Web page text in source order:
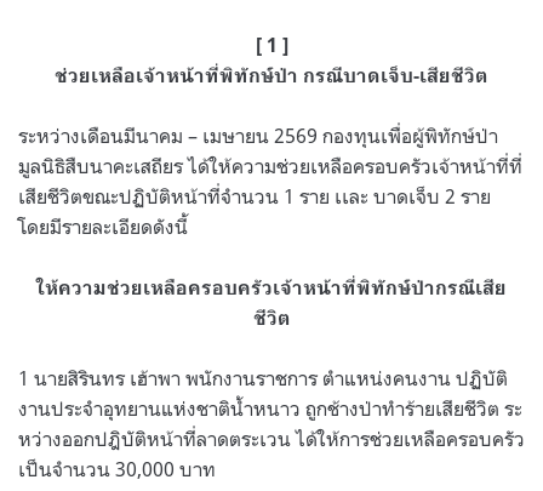
[ 1 ]
ช่วยเหลือเจ้าหน้าที่พิทักษ์ป่า กรณีบาดเจ็บ-เสียชีวิต
ระหว่างเดือนมีนาคม – เมษายน 2569 กองทุนเพื่อผู้พิทักษ์ป่า
มูลนิธิสืบนาคะเสถียร ได้ให้ความช่วยเหลือครอบครัวเจ้าหน้าที่ที่
เสียชีวิตขณะปฏิบัติหน้าที่จำนวน 1 ราย เเละ บาดเจ็บ 2 ราย
โดยมีรายละเอียดดังนี้
ให้ความช่วยเหลือครอบครัวเจ้าหน้าที่พิทักษ์ป่ากรณีเสีย
ชีวิต
1 นายสิรินทร เฮ้าพา พนักงานราชการ ตำแหน่งคนงาน ปฏิบัติ
งานประจำอุทยานแห่งชาติน้ำหนาว ถูกช้างป่าทำร้ายเสียชีวิต ระ
หว่างออกปฎิบัติหน้าที่ลาดตระเวน ได้ให้การช่วยเหลือครอบครัว
เป็นจำนวน 30,000 บาท